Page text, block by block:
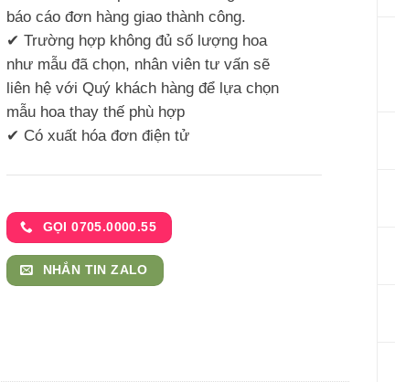
báo cáo đơn hàng giao thành công.
✔ Trường hợp không đủ số lượng hoa
như mẫu đã chọn, nhân viên tư vấn sẽ
liên hệ với Quý khách hàng để lựa chọn
mẫu hoa thay thế phù hợp
✔ Có xuất hóa đơn điện tử
GỌI 0705.0000.55
NHẮN TIN ZALO